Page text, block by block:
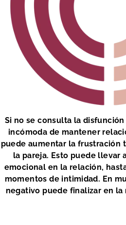
Si no se consulta la
incómoda de mantener
puede aumentar la frustración
la pareja. Esto puede llevar
emocional en la relación,
momentos de intimidad. En
negativo puede finalizar en